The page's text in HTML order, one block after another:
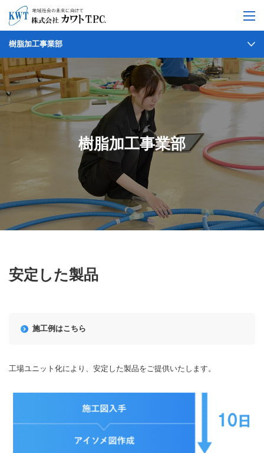
樹脂加工事業部
樹脂加工事業部
安定した製品
施工例はこちら
工場ユニット化により、安定した製品をご提供いたします。